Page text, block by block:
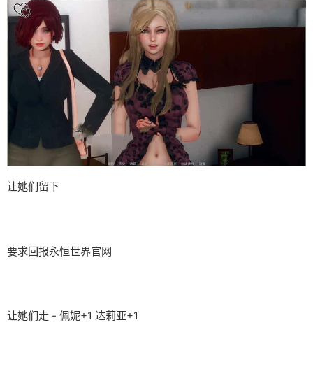
让她们留下
要求回报永恒世界官网
让她们走 - 佩妮+1 达莉亚+1